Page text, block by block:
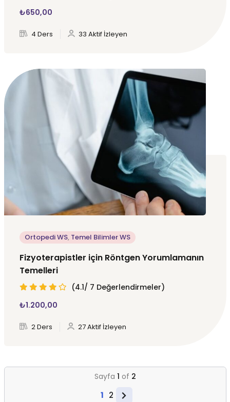
₺650,00
4 Ders 33 Aktif İzleyen
Ortopedi WS, Temel Bilimler WS
Fizyoterapistler için Röntgen Yorumlamanın
Temelleri
(4.1/ 7 Değerlendirmeler)
₺1.200,00
2 Ders 27 Aktif İzleyen
Sayfa 1 of 2
1 2